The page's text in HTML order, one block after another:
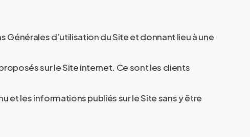
Générales d’utilisation du Site et donnant lieu à une
sur le Site internet. Ce sont les clients
et les informations publiés sur le Site sans y être